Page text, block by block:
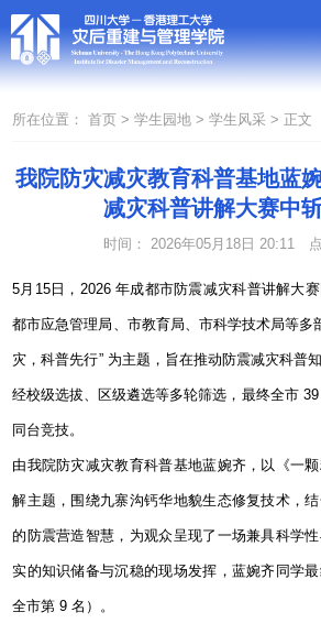
所在位置： 首页 >学生园地 >学生风采 > 正文
我院防灾减灾教育科普基地蓝
减灾科普讲解大赛中
时间： 2026年05月18日 20:11
5月 15日， 2026 年成都市防震减灾科普讲解大
都市应急管理局、市教育局、市科学技术局等多
灾，科普先行” 为主题，旨在推动防震减灾科普
经校级选拔、区级遴选等多轮筛选，最终全市39
同台竞技。
由我院防灾减灾教育科普基地蓝婉齐，以《一
解主题，围绕九寨沟钙华地貌生态修复技术，
的防震营造智慧，为观众呈现了一场兼具科学
实的知识储备与沉稳的现场发挥，蓝婉齐同学
全市第 9名）。